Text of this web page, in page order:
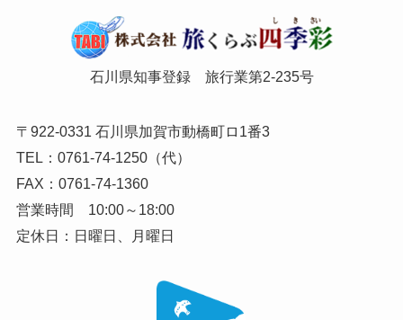
石川県知事登録 旅行業第2-235号
〒922-0331 石川県加賀市動橋町ロ1番3
TEL：0761-74-1250（代）
FAX：0761-74-1360
営業時間 10:00～18:00
定休日：日曜日、月曜日